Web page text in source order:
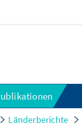
Länderberichte